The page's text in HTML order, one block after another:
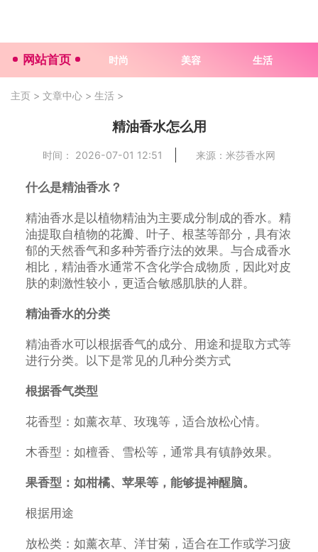
网站首页 时尚 美容 生活
主页 > 文章中心 > 生活 >
精油香水怎么用
时间： 2026-07-01 12:51 来源：米莎香水网
什么是精油香水？
精油香水是以植物精油为主要成分制成的香水。精
油提取自植物的花瓣、叶子、根茎等部分，具有浓
郁的天然香气和多种芳香疗法的效果。与合成香水
相比，精油香水通常不含化学合成物质，因此对皮
肤的刺激性较小，更适合敏感肌肤的人群。
精油香水的分类
精油香水可以根据香气的成分、用途和提取方式等
进行分类。以下是常见的几种分类方式
根据香气类型
花香型：如薰衣草、玫瑰等，适合放松心情。
木香型：如檀香、雪松等，通常具有镇静效果。
果香型：如柑橘、苹果等，能够提神醒脑。
根据用途
放松类：如薰衣草、洋甘菊，适合在工作或学习疲